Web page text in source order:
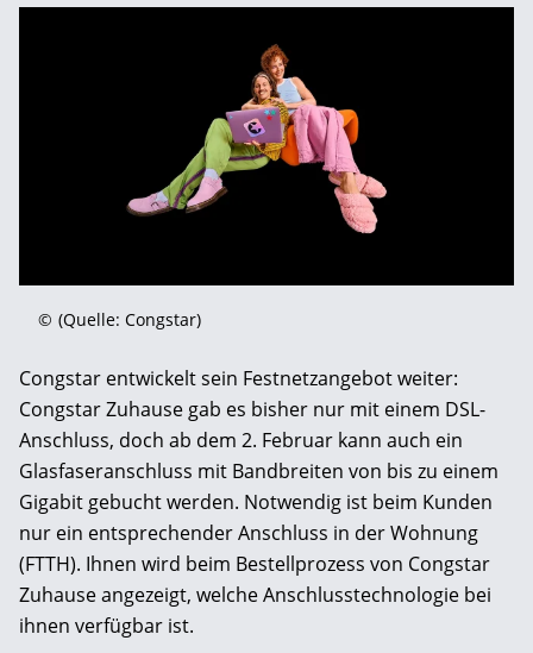
© (Quelle: Congstar)
Congstar entwickelt sein Festnetzangebot weiter:
Congstar Zuhause gab es bisher nur mit einem DSL-
Anschluss, doch ab dem 2. Februar kann auch ein
Glasfaseranschluss mit Bandbreiten von bis zu einem
Gigabit gebucht werden. Notwendig ist beim Kunden
nur ein entsprechender Anschluss in der Wohnung
(FTTH). Ihnen wird beim Bestellprozess von Congstar
Zuhause angezeigt, welche Anschlusstechnologie bei
ihnen verfügbar ist.